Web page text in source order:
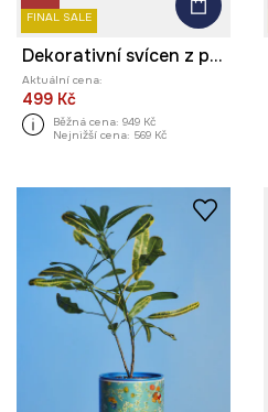
FINAL SALE
Dekorativní svícen z porcelánu
Aktuální cena:
499 Kč
Běžná cena: 949 Kč
Nejnižší cena: 569 Kč